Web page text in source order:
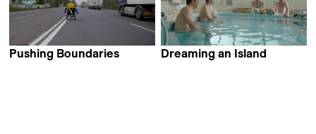
Pushing Boundaries
Dreaming an Island